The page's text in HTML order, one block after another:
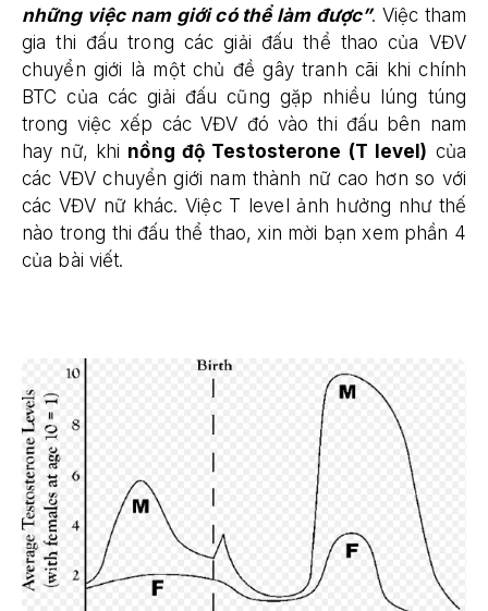
những việc nam giới có thể làm được”. Việc tham
gia thi đấu trong các giải đấu thể thao của VĐV
chuyển giới là một chủ đề gây tranh cãi khi chính
BTC của các giải đấu cũng gặp nhiều lúng túng
trong việc xếp các VĐV đó vào thi đấu bên nam
hay nữ, khi nồng độ Testosterone (T level) của
các VĐV chuyển giới nam thành nữ cao hơn so với
các VĐV nữ khác. Việc T level ảnh hưởng như thế
nào trong thi đấu thể thao, xin mời bạn xem phần 4
của bài viết.